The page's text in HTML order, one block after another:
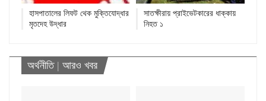
হাসপাতালের লিফট থেক মুক্তিযোদ্ধার
মৃতদেহ উদ্ধার
সাতক্ষীরায় প্রাইভেটকারের ধাক্কায়
নিহত ১
অর্থনীতি| আরও খবর